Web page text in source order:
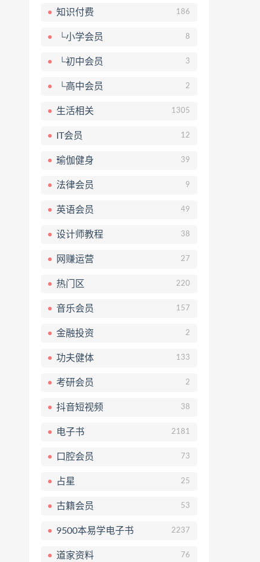
知识付费 186
└小学会员 8
└初中会员 3
└高中会员 2
生活相关 1305
IT会员 12
瑜伽健身 39
法律会员 9
英语会员 49
设计师教程 38
网赚运营 27
热门区 220
音乐会员 157
金融投资 2
功夫健体 133
考研会员 2
抖音短视频 38
电子书 2181
口腔会员 73
占星 25
古籍会员 53
9500本易学电子书 2237
道家资料 76